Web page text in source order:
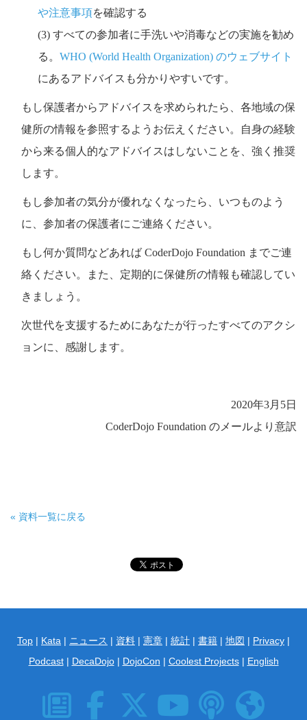
や注意事項を確認する
(3) すべての参加者に手洗いや消毒などの実施を勧め
る。 WHO (World Health Organization) のウェブサイト
にあるアドバイスも分かりやすいです。
もし保護者からアドバイスを求められたら、各地域の保
健所の情報を参照するようお伝えください。自身の経験
から来る個人的なアドバイスはしないことを、強く推奨
します。
もし参加者の気分が優れなくなったら、いつものよう
に、参加者の保護者にご連絡ください。
もし何か質問などあれば CoderDojo Foundation までご連
絡ください。また、定期的に保健所の情報も確認してい
きましょう。
次世代を支援するためにあなたが行ったすべてのアクシ
ョンに、感謝します。
2020年3月5日
CoderDojo Foundation のメールより意訳
« 資料一覧に戻る
Top | Kata | ニュース | 資料 | 憲章 | 統計 | 書籍 | 地図 | Privacy |
Podcast| DecaDojo| DojoCon | Coolest Projects| English
News Facebook YouTube Podcast